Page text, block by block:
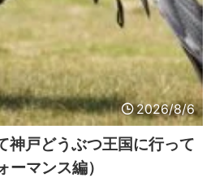
2026/8/6
神戸どうぶつ王国に行って
ーマンス編）